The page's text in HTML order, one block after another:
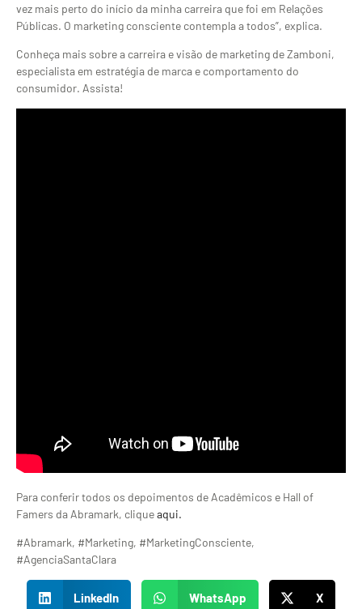
vez mais perto do início da minha carreira que foi em Relações
Públicas. O marketing consciente contempla a todos”, explica.
Conheça mais sobre a carreira e visão de marketing de Zamboni,
especialista em estratégia de marca e comportamento do
consumidor. Assista!
Para conferir todos os depoimentos de Acadêmicos e Hall of
Famers da Abramark, cliqueaqui.
#Abramark, #Marketing, #MarketingConsciente,
#AgenciaSantaClara
LinkedIn WhatsApp X